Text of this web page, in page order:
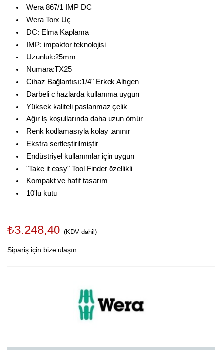
Wera 867/1 IMP DC
Wera Torx Uç
DC: Elma Kaplama
IMP: impaktor teknolojisi
Uzunluk:25mm
Numara:TX25
Cihaz Bağlantısı:1/4" Erkek Altıgen
Darbeli cihazlarda kullanıma uygun
Yüksek kaliteli paslanmaz çelik
Ağır iş koşullarında daha uzun ömür
Renk kodlamasıyla kolay tanınır
Ekstra sertleştirilmiştir
Endüstriyel kullanımlar için uygun
"Take it easy" Tool Finder özellikli
Kompakt ve hafif tasarım
10'lu kutu
₺3.248,40 (KDV dahil)
Sipariş için bize ulaşın.